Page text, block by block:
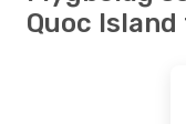
Quoc